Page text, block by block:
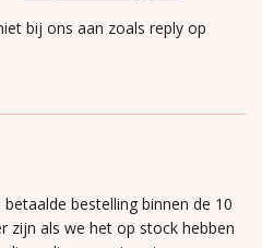
bij ons aan zoals reply op
bestelling binnen de 10
zijn als we het op stock hebben